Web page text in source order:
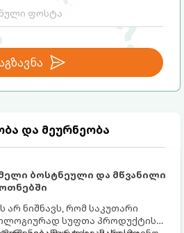
და მეურნეობა
ბოსტნეული და მწვანილი
არ ნიშნავს, რომ საკუთარი
სუფთა პროდუქტის